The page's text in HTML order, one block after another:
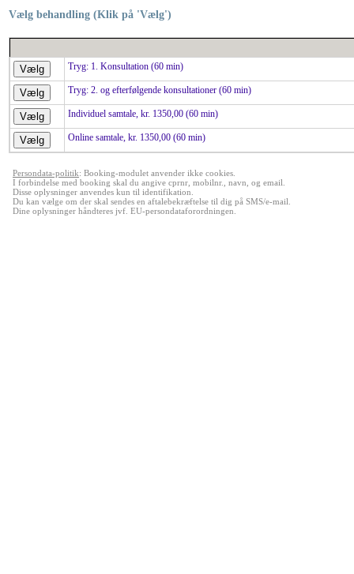
Vælg behandling (Klik på 'Vælg')
Tryg: 1. Konsultation (60 min)
Tryg: 2. og efterfølgende konsultationer (60 min)
Individuel samtale, kr. 1350,00 (60 min)
Online samtale, kr. 1350,00 (60 min)
Persondata-politik: Booking-modulet anvender ikke cookies.
I forbindelse med booking skal du angive cprnr, mobilnr., navn, og email.
Disse oplysninger anvendes kun til identifikation.
Du kan vælge om der skal sendes en aftalebekræftelse til dig på SMS/e-mail.
Dine oplysninger håndteres jvf. EU-persondataforordningen.